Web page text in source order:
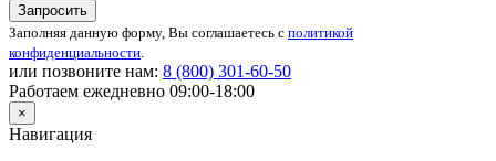
Запросить
Заполняя данную форму, Вы соглашаетесь с политикой
конфиденциальности.
или позвоните нам: 8 (800) 301-60-50
Работаем ежедневно 09:00-18:00
×
Навигация